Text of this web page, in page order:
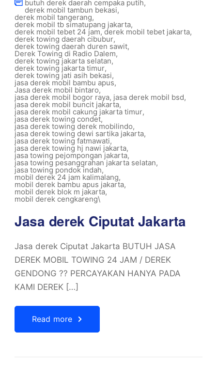
butuh derek daerah cempaka putih,
derek mobil tambun bekasi,
derek mobil tangerang,
derek mobil tb simatupang jakarta,
derek mobil tebet 24 jam,derek mobil tebet jakarta,
derek towing daerah cibubur,
derek towing daerah duren sawit,
Derek Towing di Radio Dalem,
derek towing jakarta selatan,
derek towing jakarta timur,
derek towing jati asih bekasi,
jasa derek mobil bambu apus,
Jasa derek mobil bintaro,
jasa derek mobil bogor raya, jasa derek mobil bsd,
jasa derek mobil buncit jakarta,
jasa derek mobil cakung jakarta timur,
jasa derek towing condet,
jasa derek towing derek mobilindo,
jasa derek towing dewi sartika jakarta,
jasa derek towing fatmawati,
jasa derek towing hj nawi jakarta,
jasa towing pejompongan jakarta,
jasa towing pesanggrahan jakarta selatan,
jasa towing pondok indah,
mobil derek 24 jam kalimalang,
mobil derek bambu apus jakarta,
mobil derek blok m jakarta,
mobil derek cengkareng\
Jasa derek Ciputat Jakarta
Jasa derek Ciputat Jakarta BUTUH JASA
DEREK MOBIL TOWING 24 JAM / DEREK
GENDONG ?? PERCAYAKAN HANYA PADA
KAMI DEREK […]
Read more